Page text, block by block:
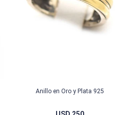
Anillo en Oro y Plata 925